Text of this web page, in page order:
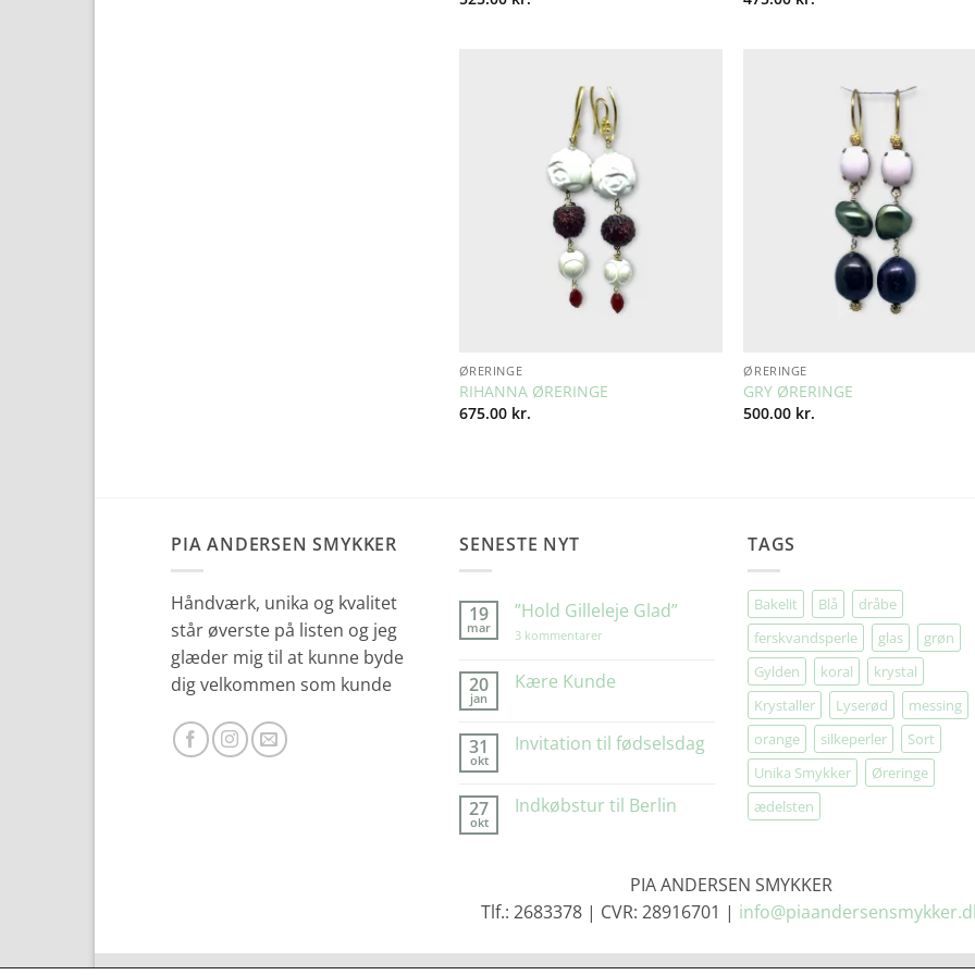
ØRERINGE
RIHANNA ØRERINGE
675.00 kr.
ØRERINGE
GRY ØRERINGE
500.00 kr.
PIA ANDERSEN SMYKKER
Håndværk, unika og kvalitet
står øverste på listen og jeg
glæder mig til at kunne byde
dig velkommen som kunde
SENESTE NYT
19
mar
”Hold Gilleleje Glad”
3 kommentarer
Glad”
20
jan
Kære Kunde
Kære
31
okt
Invitation til fødselsdag
Invitation
27
okt
Indkøbstur til Berlin
TAGS
Bakelit Blå
dråbe
ferskvandsperle
glas
grøn
Gylden
koral
krystal
Krystaller
Lyserød
messing
orange
silkeperler
Sort
Unika Smykker
Øreringe
ædelsten
PIA ANDERSEN SMYKKER
Tlf.: 2683378 | CVR: 28916701 |